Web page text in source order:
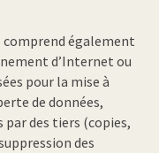
également
d’Internet ou
pour la mise à
de données,
par des tiers (copies,
des